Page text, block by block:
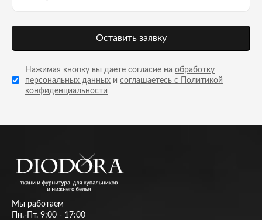
Оставить заявку
Нажимая кнопку вы даете согласие на обработку
персональных данных и соглашаетесь с Политикой
конфиденциальности
Мы работаем
Пн.-Пт. 9:00 - 17:00